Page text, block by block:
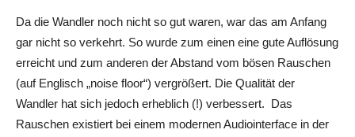
Da die Wandler noch nicht so gut waren, war das am Anfang
gar nicht so verkehrt. So wurde zum einen eine gute Auflösung
erreicht und zum anderen der Abstand vom bösen Rauschen
(auf Englisch „noise floor“) vergrößert. Die Qualität der
Wandler hat sich jedoch erheblich (!) verbessert. Das
Rauschen existiert bei einem modernen Audiointerface in der